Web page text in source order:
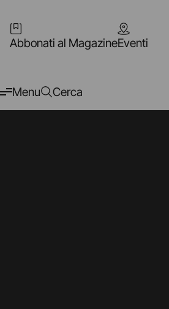
Abbonati al MagazineEventi
Menu Cerca